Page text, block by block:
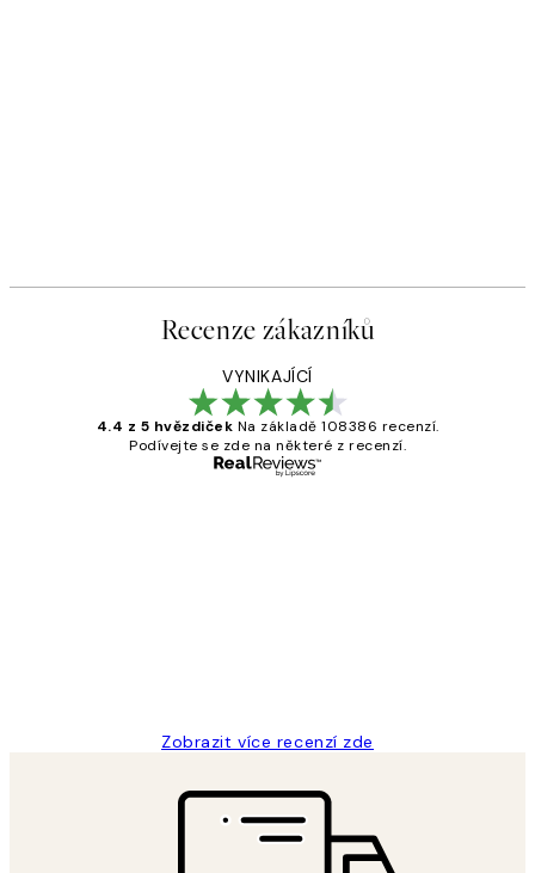
Recenze zákazníků
VYNIKAJÍCÍ
4.4 z 5 hvězdiček Na základě 108386 recenzí.
Podívejte se zde na některé z recenzí.
Zobrazit více recenzí zde